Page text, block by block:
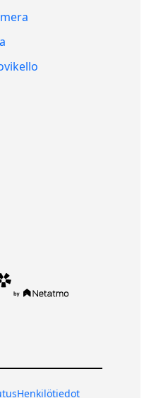
Henkilötiedot